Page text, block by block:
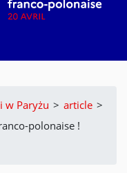
w Paryżu > article >
polonaise !